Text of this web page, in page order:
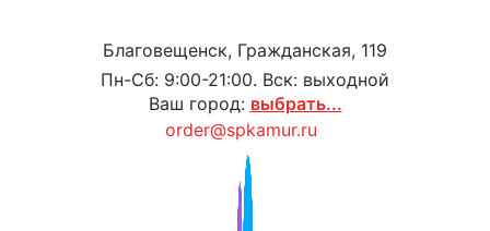
Благовещенск, Гражданская, 119
Пн-Сб: 9:00-21:00. Вск: выходной
Ваш город: выбрать...
order@spkamur.ru